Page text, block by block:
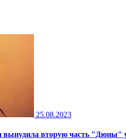
25.08.2023
вынудила вторую часть "Дюны"